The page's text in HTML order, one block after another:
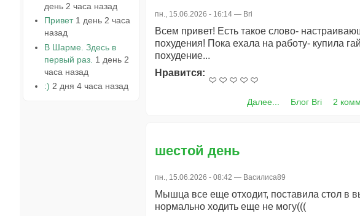
пн., 15.06.2026 - 16:14 — Bri
Всем привет! Есть такое слово-
похудения! Пока ехала на работу- купила
похудение...
Нравится:
Далее... Блог Bri 2
шестой день
пн., 15.06.2026 - 08:42 — Василиса89
Мышца все еще отходит, поставила стол в
нормально ходить еще не могу(((
день 2 часа назад
Привет 1 день 2 часа
назад
В Шарме. Здесь в
первый раз. 1 день 2
часа назад
:) 2 дня 4 часа назад